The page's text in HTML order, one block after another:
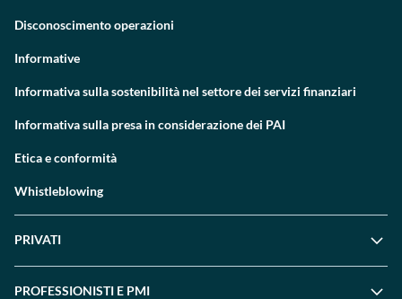
Disconoscimento operazioni
Informative
Informativa sulla sostenibilità nel settore dei servizi finanziari
Informativa sulla presa in considerazione dei PAI
Etica e conformità
Whistleblowing
PRIVATI
PROFESSIONISTI E PMI